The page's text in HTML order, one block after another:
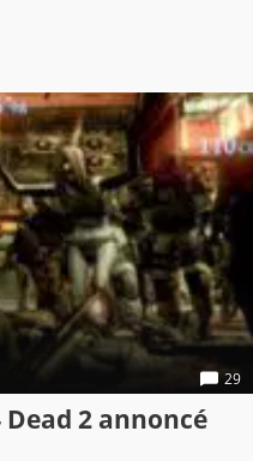
29
Dead 2 annoncé